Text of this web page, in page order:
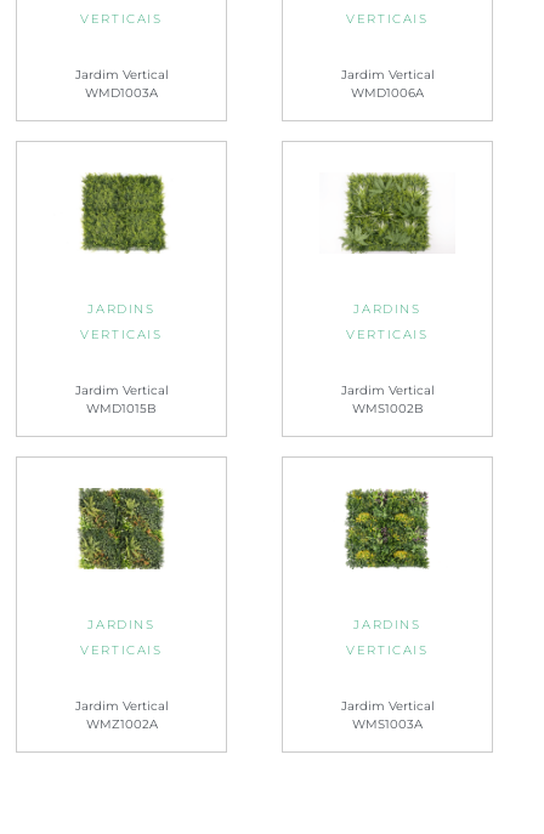
VERTICAIS
Jardim Vertical
WMD1003A
VERTICAIS
Jardim Vertical
WMD1006A
JARDINS
VERTICAIS
Jardim Vertical
WMD1015B
JARDINS
VERTICAIS
Jardim Vertical
WMS1002B
JARDINS
VERTICAIS
Jardim Vertical
WMZ1002A
JARDINS
VERTICAIS
Jardim Vertical
WMS1003A